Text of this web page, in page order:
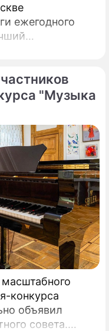
ежегодного
"Музыка
конкурса
объявил
совета.